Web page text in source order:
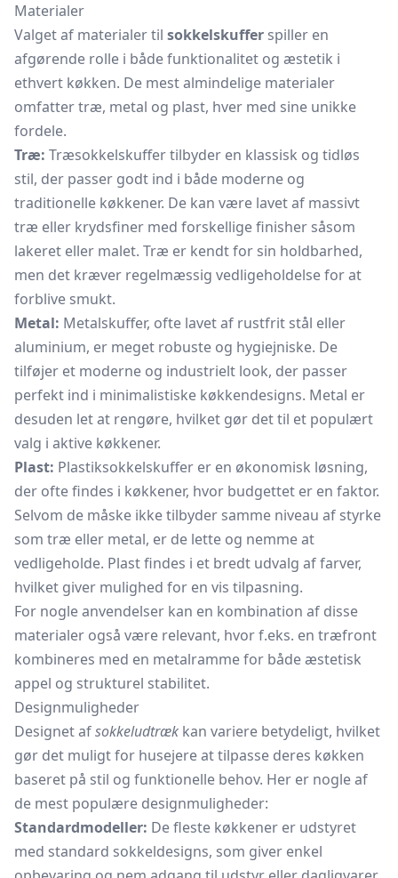
Materialer
Valget af materialer til sokkelskuffer spiller en
afgørende rolle i både funktionalitet og æstetik i
ethvert køkken. De mest almindelige materialer
omfatter træ, metal og plast, hver med sine unikke
fordele.
Træ: Træsokkelskuffer tilbyder en klassisk og tidløs
stil, der passer godt ind i både moderne og
traditionelle køkkener. De kan være lavet af massivt
træ eller krydsfiner med forskellige finisher såsom
lakeret eller malet. Træ er kendt for sin holdbarhed,
men det kræver regelmæssig vedligeholdelse for at
forblive smukt.
Metal: Metalskuffer, ofte lavet af rustfrit stål eller
aluminium, er meget robuste og hygiejniske. De
tilføjer et moderne og industrielt look, der passer
perfekt ind i minimalistiske køkkendesigns. Metal er
desuden let at rengøre, hvilket gør det til et populært
valg i aktive køkkener.
Plast: Plastiksokkelskuffer er en økonomisk løsning,
der ofte findes i køkkener, hvor budgettet er en faktor.
Selvom de måske ikke tilbyder samme niveau af styrke
som træ eller metal, er de lette og nemme at
vedligeholde. Plast findes i et bredt udvalg af farver,
hvilket giver mulighed for en vis tilpasning.
For nogle anvendelser kan en kombination af disse
materialer også være relevant, hvor f.eks. en træfront
kombineres med en metalramme for både æstetisk
appel og strukturel stabilitet.
Designmuligheder
Designet afsokkeludtræk kan variere betydeligt, hvilket
gør det muligt for husejere at tilpasse deres køkken
baseret på stil og funktionelle behov. Her er nogle af
de mest populære designmuligheder:
Standardmodeller: De fleste køkkener er udstyret
med standard sokkeldesigns, som giver enkel